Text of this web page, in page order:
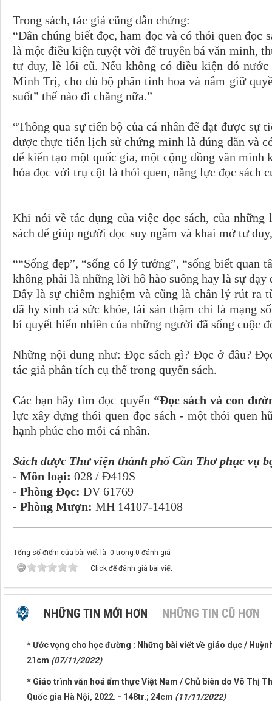
Trong sách, tác giả cũng dẫn chứng:
“Dân chúng biết đọc, ham đọc và có thói quen đọc
là một điều kiện tuyệt vời để truyền bá văn minh,
tư duy, lề lối cũ. Nếu không có điều kiện đó
Minh Trị, cho dù bộ phân tinh hoa và nắm giữ
suốt” thế nào đi chăng nữa.”
“Thông qua sự tiến bộ của cá nhân để đạt được sự
được thực tiễn lịch sử chứng minh là đúng đắn và
để kiến tạo một quốc gia, một cộng đồng văn minh
hóa đọc với trụ cột là thói quen, năng lực đọc sách
Khi nói về tác dụng của việc đọc sách, của
sách để giúp người đọc suy ngẫm và khai mở tư
““Sống đẹp”, “sống có lý tưởng”, “sống biết quan
không phải là những lời hô hào suông hay là sự dạy
Đấy là sự chiêm nghiệm và cũng là chân lý rút ra
đã hy sinh cả sức khỏe, tài sản thậm chí là mạng
bí quyết hiển nhiên của những người đã sống cuộc
Những nội dung như: Đọc sách gì? Đọc ở đâu?
tác giả phân tích cụ thể trong quyển sách.
Các bạn hãy tìm đọc quyển “Đọc sách và con
lực xây dựng thói quen đọc sách - một thói quen
hạnh phúc cho mỗi cá nhân.
Sách được Thư viện thành phố Cần Thơ phục vụ
- Môn loại: 028 / Đ419S
- Phòng Đọc: DV 61769
- Phòng Mượn: MH 14107-14108
Tổng số điểm của bài viết là: 0 trong 0 đánh giá
Click để đánh giá bài viết
NHỮNG TIN MỚI HƠN NHỮNG TIN CŨ HƠN
* Ước vọng cho học đường : Những bài viết về giáo dục /
21cm (07/11/2022)
* Giáo trình văn hoá ẩm thực Việt Nam / Chủ biên do Võ Thị
Quốc gia Hà Nội, 2022. - 148tr.; 24cm (11/11/2022)